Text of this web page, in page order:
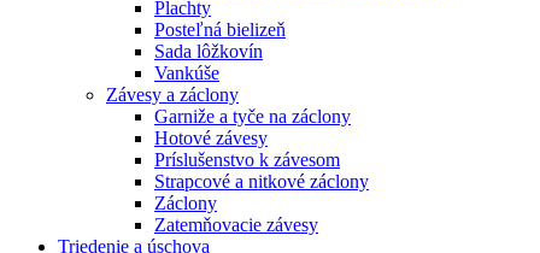
Plachty
Posteľná bielizeň
Sada lôžkovín
Vankúše
Závesy a záclony
Garniže a tyče na záclony
Hotové závesy
Príslušenstvo k závesom
Strapcové a nitkové záclony
Záclony
Zatemňovacie závesy
Triedenie a úschova